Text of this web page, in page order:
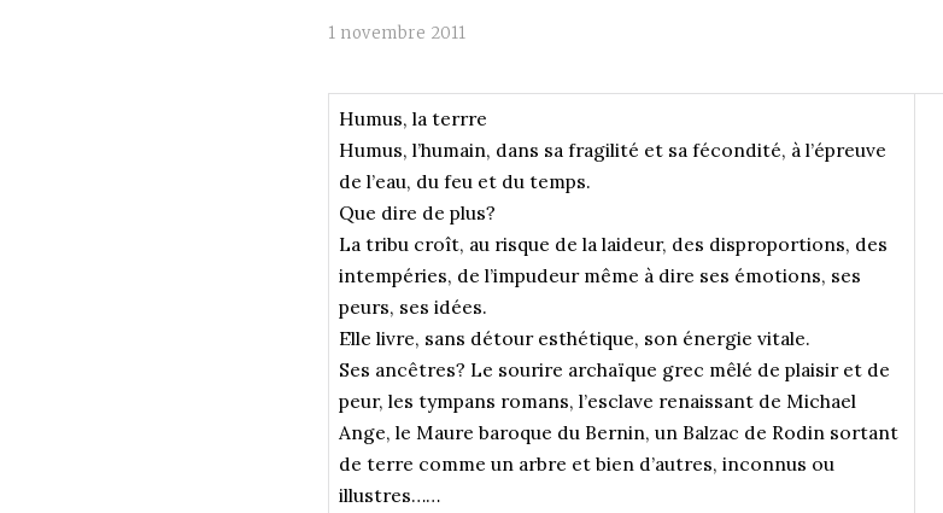
1 novembre 2011
Humus, la terrre
Humus, l’humain, dans sa fragilité et sa fécondité, à l’épreuve
de l’eau, du feu et du temps.
Que dire de plus?
La tribu croît, au risque de la laideur, des disproportions, des
intempéries, de l’impudeur même à dire ses émotions, ses
peurs, ses idées.
Elle livre, sans détour esthétique, son énergie vitale.
Ses ancêtres? Le sourire archaïque grec mêlé de plaisir et de
peur, les tympans romans, l’esclave renaissant de Michael
Ange, le Maure baroque du Bernin, un Balzac de Rodin sortant
de terre comme un arbre et bien d’autres, inconnus ou
illustres……